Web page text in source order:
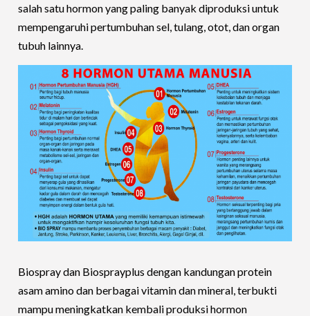
salah satu hormon yang paling banyak diproduksi untuk
mempengaruhi pertumbuhan sel, tulang, otot, dan organ
tubuh lainnya.
Biospray dan Biosprayplus dengan kandungan protein
asam amino dan berbagai vitamin dan mineral, terbukti
mampu meningkatkan kembali produksi hormon